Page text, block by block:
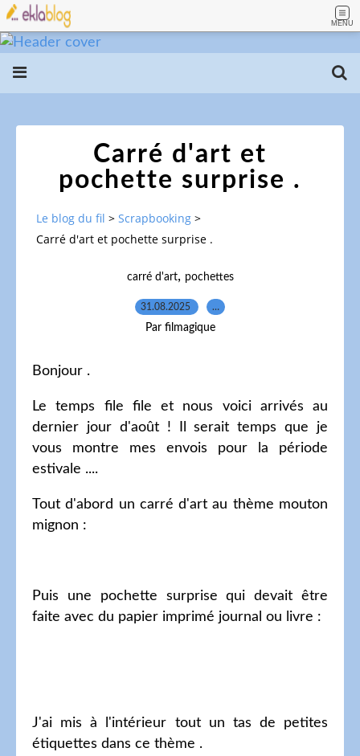
MENU
Carré d'art et
pochette surprise .
Le blog du fil > Scrapbooking >
Carré d'art et pochette surprise .
carré d'art, pochettes
31.08.2025 …
Par filmagique
Bonjour .
Le temps file file et nous voici arrivés au
dernier jour d'août ! Il serait temps que je
vous montre mes envois pour la période
estivale ....
Tout d'abord un carré d'art au thème mouton
mignon :
Puis une pochette surprise qui devait être
faite avec du papier imprimé journal ou livre :
J'ai mis à l'intérieur tout un tas de petites
étiquettes dans ce thème .